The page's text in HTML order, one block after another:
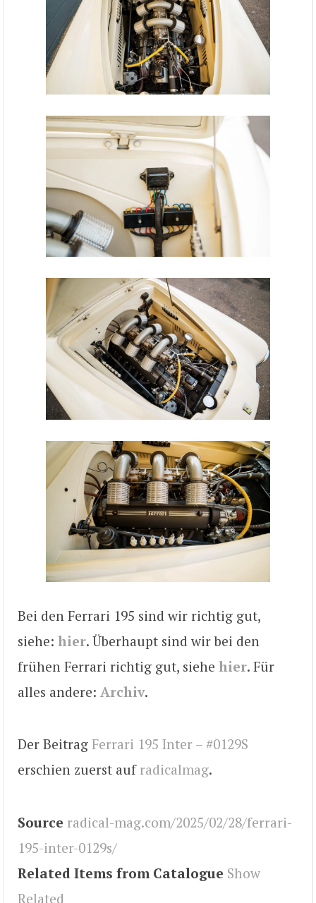
Bei den Ferrari 195 sind wir richtig gut,
siehe: hier. Überhaupt sind wir bei den
frühen Ferrari richtig gut, siehe hier. Für
alles andere: Archiv.
Der Beitrag Ferrari 195 Inter – #0129S
erschien zuerst auf radicalmag.
Source radical-mag.com/2025/02/28/ferrari-
195-inter-0129s/
Related Items from Catalogue Show
Related